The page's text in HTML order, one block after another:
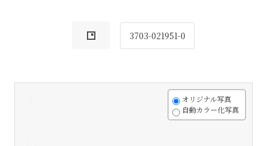
3703-021951-0
オリジナル写真
自動カラー化写真